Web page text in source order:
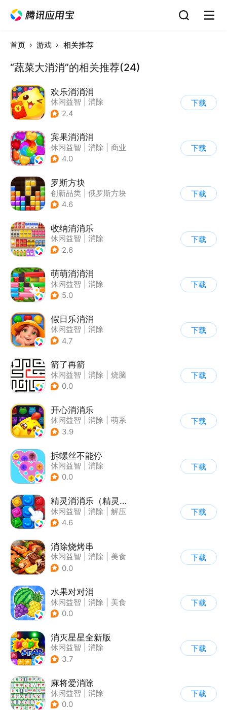
首页 游戏 相关推荐
“蔬菜大消消”的相关推荐(24)
欢乐消消消
休闲益智
消除
| 积分网赚
2.4
下载
宾果消消消
休闲益智 消除
商业
| 宾果消消消
4.0
下载
罗斯方块
创新品类
俄罗斯方块
| 脑洞
4.6
下载
收纳消消乐
休闲益智
消除
2.6
下载
萌萌消消消
休闲益智
消除
5.0
下载
假日乐消消
休闲益智
消除
| 乐元素
4.7
下载
箭了再箭
休闲益智 消除
烧脑
| 清新
0.0
下载
开心消消乐
休闲益智 消除
萌系
| 乐元素
3.9
下载
拆螺丝不能停
休闲益智
消除
0.0
下载
精灵消消乐（精灵版）
休闲益智 消除
解压
| 单机
4.6
下载
消除烧烤串
休闲益智 消除
美食
| 清新
0.0
下载
水果对对消
休闲益智 消除
美食
| 卡通
0.0
下载
消灭星星全新版
休闲益智
消除
3.7
下载
麻将爱消除
休闲益智
消除
0.0
下载